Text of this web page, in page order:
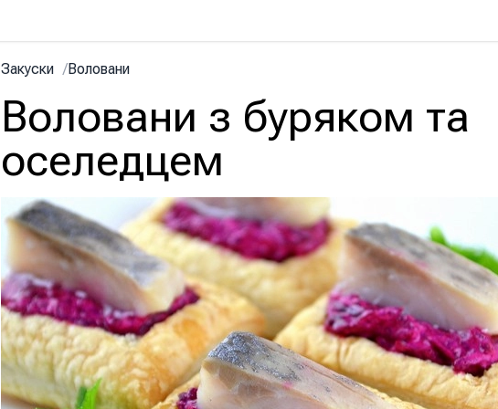
Закуски /Воловани
Воловани з буряком та
оселедцем